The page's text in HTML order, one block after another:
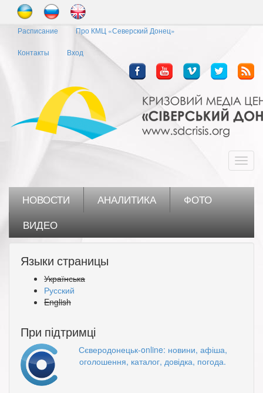
Перейти
основному
Расписание Про КМЦ «Северский Донец»
Контакты Вход
НОВОСТИ АНАЛИТИКА
ФОТО
ВИДЕО
Языки страницы
Українська
Русский
English
При підтримці
Сєверодонецьк-online: новини, афіша,
оголошення, каталог, довідка, погода.